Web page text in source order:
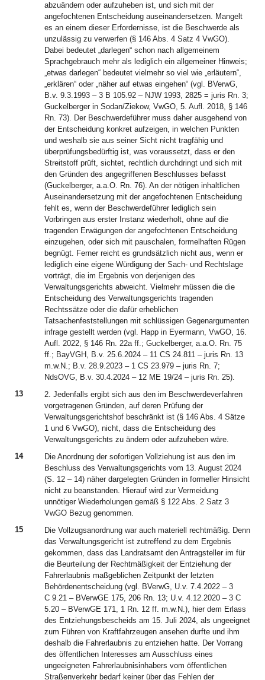
abzuändern oder aufzuheben ist, und sich mit der
angefochtenen Entscheidung auseinandersetzen. Mangelt
es an einem dieser Erfordernisse, ist die Beschwerde als
unzulässig zu verwerfen (§ 146 Abs. 4 Satz 4 VwGO).
Dabei bedeutet „darlegen“ schon nach allgemeinem
Sprachgebrauch mehr als lediglich ein allgemeiner Hinweis;
„etwas darlegen“ bedeutet vielmehr so viel wie „erläutern“,
„erklären“ oder „näher auf etwas eingehen“ (vgl. BVerwG,
B.v. 9.3.1993 – 3 B 105.92 – NJW 1993, 2825 = juris Rn. 3;
Guckelberger in Sodan/Ziekow, VwGO, 5. Aufl. 2018, § 146
Rn. 73). Der Beschwerdeführer muss daher ausgehend von
der Entscheidung konkret aufzeigen, in welchen Punkten
und weshalb sie aus seiner Sicht nicht tragfähig und
überprüfungsbedürftig ist, was voraussetzt, dass er den
Streitstoff prüft, sichtet, rechtlich durchdringt und sich mit
den Gründen des angegriffenen Beschlusses befasst
(Guckelberger, a.a.O. Rn. 76). An der nötigen inhaltlichen
Auseinandersetzung mit der angefochtenen Entscheidung
fehlt es, wenn der Beschwerdeführer lediglich sein
Vorbringen aus erster Instanz wiederholt, ohne auf die
tragenden Erwägungen der angefochtenen Entscheidung
einzugehen, oder sich mit pauschalen, formelhaften Rügen
begnügt. Ferner reicht es grundsätzlich nicht aus, wenn er
lediglich eine eigene Würdigung der Sach- und Rechtslage
vorträgt, die im Ergebnis von derjenigen des
Verwaltungsgerichts abweicht. Vielmehr müssen die die
Entscheidung des Verwaltungsgerichts tragenden
Rechtssätze oder die dafür erheblichen
Tatsachenfeststellungen mit schlüssigen Gegenargumenten
infrage gestellt werden (vgl. Happ in Eyermann, VwGO, 16.
Aufl. 2022, § 146 Rn. 22a ff.; Guckelberger, a.a.O. Rn. 75
ff.; BayVGH, B.v. 25.6.2024 – 11 CS 24.811 – juris Rn. 13
m.w.N.; B.v. 28.9.2023 – 1 CS 23.979 – juris Rn. 7;
NdsOVG, B.v. 30.4.2024 – 12 ME 19/24 – juris Rn. 25).
13
2. Jedenfalls ergibt sich aus den im Beschwerdeverfahren
vorgetragenen Gründen, auf deren Prüfung der
Verwaltungsgerichtshof beschränkt ist (§ 146 Abs. 4 Sätze
1 und 6 VwGO), nicht, dass die Entscheidung des
Verwaltungsgerichts zu ändern oder aufzuheben wäre.
14
Die Anordnung der sofortigen Vollziehung ist aus den im
Beschluss des Verwaltungsgerichts vom 13. August 2024
(S. 12 – 14) näher dargelegten Gründen in formeller Hinsicht
nicht zu beanstanden. Hierauf wird zur Vermeidung
unnötiger Wiederholungen gemäß § 122 Abs. 2 Satz 3
VwGO Bezug genommen.
15
Die Vollzugsanordnung war auch materiell rechtmäßig. Denn
das Verwaltungsgericht ist zutreffend zu dem Ergebnis
gekommen, dass das Landratsamt den Antragsteller im für
die Beurteilung der Rechtmäßigkeit der Entziehung der
Fahrerlaubnis maßgeblichen Zeitpunkt der letzten
Behördenentscheidung (vgl. BVerwG, U.v. 7.4.2022 – 3
C 9.21 – BVerwGE 175, 206 Rn. 13; U.v. 4.12.2020 – 3 C
5.20 – BVerwGE 171, 1 Rn. 12 ff. m.w.N.), hier dem Erlass
des Entziehungsbescheids am 15. Juli 2024, als ungeeignet
zum Führen von Kraftfahrzeugen ansehen durfte und ihm
deshalb die Fahrerlaubnis zu entziehen hatte. Der Vorrang
des öffentlichen Interesses am Ausschluss eines
ungeeigneten Fahrerlaubnisinhabers vom öffentlichen
Straßenverkehr bedarf keiner über das Fehlen der